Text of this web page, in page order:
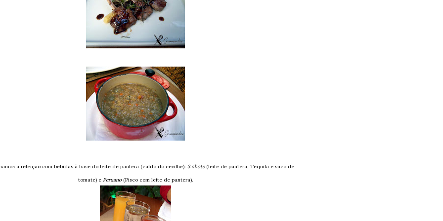
a refeição com bebidas à base do leite de pantera (caldo do cevilhe): 3 shots (leite de pantera, Tequila e suco de
tomate) e Peruano(Pisco com leite de pantera).